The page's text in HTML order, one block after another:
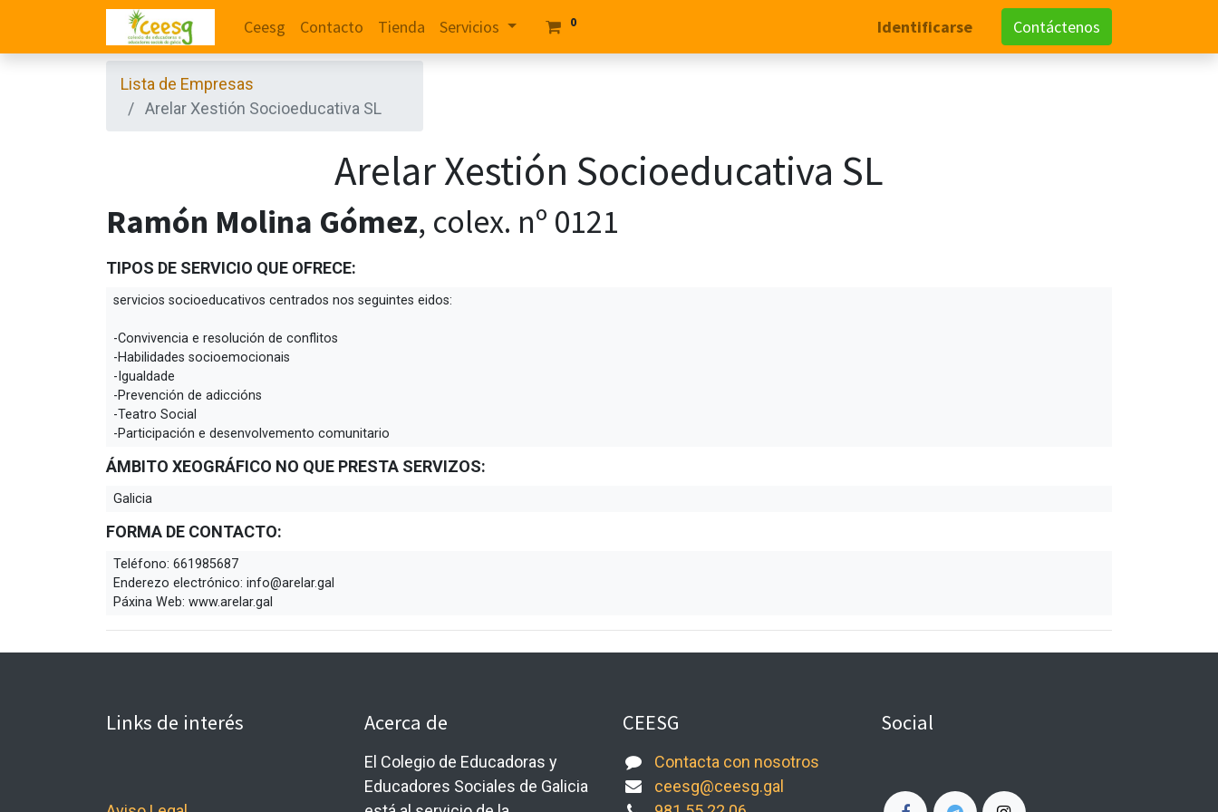
Ceesg Contacto Tienda Servicios 0 Identificarse Contáctenos
Lista de Empresas
Arelar Xestión Socioeducativa SL
Arelar Xestión Socioeducativa SL
Ramón Molina Gómez, colex. nº 0121
TIPOS DE SERVICIO QUE OFRECE:
servicios socioeducativos centrados nos seguintes eidos:
-Convivencia e resolución de conflitos
-Habilidades socioemocionais
-Igualdade
-Prevención de adiccións
-Teatro Social
-Participación e desenvolvemento comunitario
ÁMBITO XEOGRÁFICO NO QUE PRESTA SERVIZOS:
Galicia
FORMA DE CONTACTO:
Teléfono: 661985687
Enderezo electrónico: info@arelar.gal
Páxina Web: www.arelar.gal
Links de interés Acerca de
El Colegio de Educadoras y
Educadores Sociales de Galicia
CEESG
Contacta con nosotros
ceesg@ceesg.gal
Social